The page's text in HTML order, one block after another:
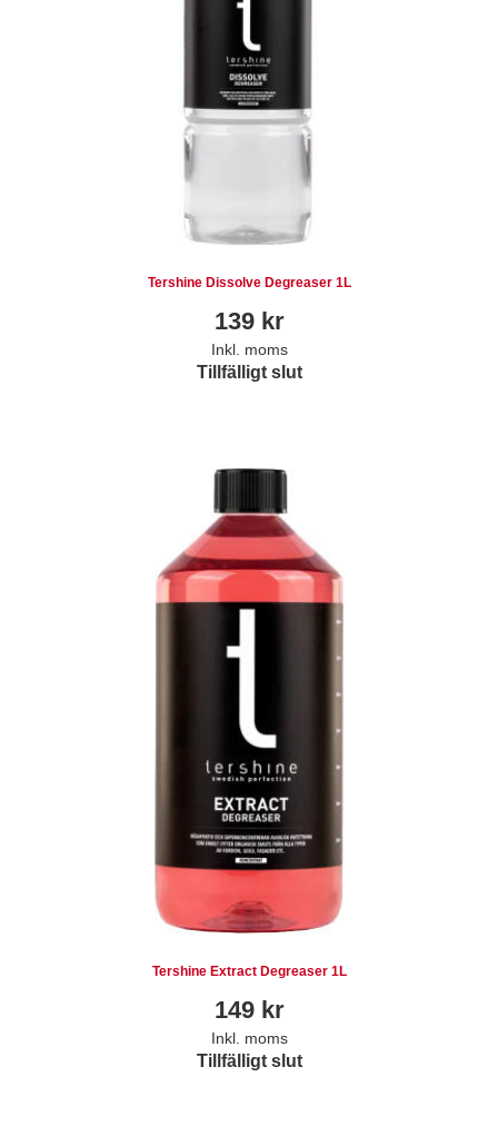
Tershine Dissolve Degreaser 1L
139kr
Inkl. moms
Tillfälligt slut
Tershine Extract Degreaser 1L
149kr
Inkl. moms
Tillfälligt slut